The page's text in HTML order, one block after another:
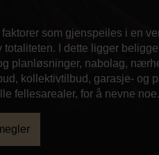
faktorer som gjenspeiles i en
totaliteten. I dette ligger
planløsninger, nabolag,
kollektivtilbud, garasje- og
fellesarealer, for å nevne noe.